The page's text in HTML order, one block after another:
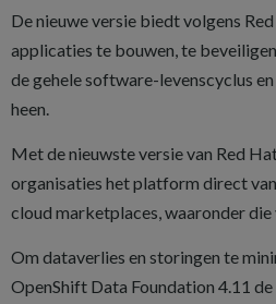
De nieuwe versie biedt volgens
applicaties te bouwen, te
de gehele software-levenscyclus
heen.
Met de nieuwste versie van Red
organisaties het platform direct
cloud marketplaces, waaronder die
Om dataverlies en storingen te
OpenShift Data Foundation 4.11